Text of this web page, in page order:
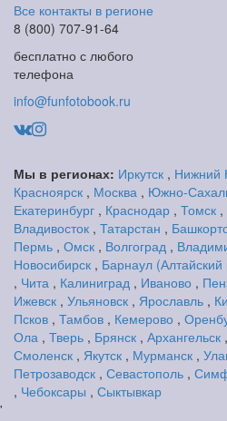
Все контакты в регионе
8 (800) 707-91-64
бесплатно с любого
телефона
info@funfotobook.ru
Мы в регионах: Иркутск , Нижний
Красноярск , Москва , Южно-
Екатеринбург , Краснодар , Томск ,
Владивосток , Татарстан ,
Пермь , Омск , Волгоград ,
Новосибирск , Барнаул (Алтайский
, Чита , Калиниград , Иваново ,
Ижевск , Ульяновск , Ярославль ,
Псков , Тамбов , Кемерово ,
Ола , Тверь , Брянск , Архангельск ,
Смоленск , Якутск , Мурманск ,
Петрозаводск , Севастополь ,
, Чебоксары , Сыктывкар
'